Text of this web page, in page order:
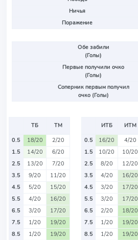
Ничья
Поражение
Обе забили
(Голы)
Первые получили очко
(Голы)
Соперник первым получил
очко (Голы)
ТБ
ТМ
0.5
18/20
2/20
1.5
14/20
6/20
2.5
13/20
7/20
3.5
9/20
11/20
4.5
5/20
15/20
5.5
4/20
16/20
6.5
3/20
17/20
7.5
1/20
19/20
8.5
1/20
19/20
ИТБ
ИТМ
0.5
16/20
4/20
1.5
10/20
10/20
2.5
8/20
12/20
3.5
4/20
16/20
4.5
3/20
17/20
5.5
3/20
17/20
6.5
2/20
18/20
7.5
1/20
19/20
8.5
1/20
19/20